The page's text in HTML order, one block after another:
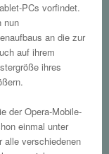
PCs vorfindet.
nun
an die zur
auf ihrem
ihres
der Opera-Mobile-
einmal unter
alle verschiedenen